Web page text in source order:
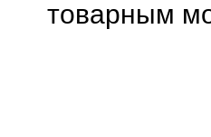
товарным